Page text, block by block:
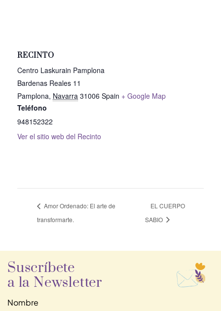
RECINTO
Centro Laskurain Pamplona
Bardenas Reales 11
Pamplona, Navarra 31006 Spain + Google Map
Teléfono
948152322
Ver el sitio web del Recinto
Amor Ordenado: El arte de
transformarte.
EL CUERPO
SABIO
Suscríbete
a la Newsletter